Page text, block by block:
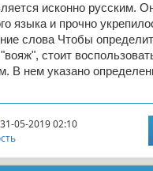
исконно русским.
языка и прочно
слова Чтобы
стоит
В нем указано
31-05-2019 02:10